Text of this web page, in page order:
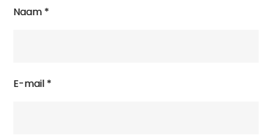
Naam *
E-mail *